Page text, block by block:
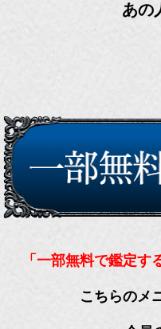
あの
「一部無料で鑑定す
こちらのメ